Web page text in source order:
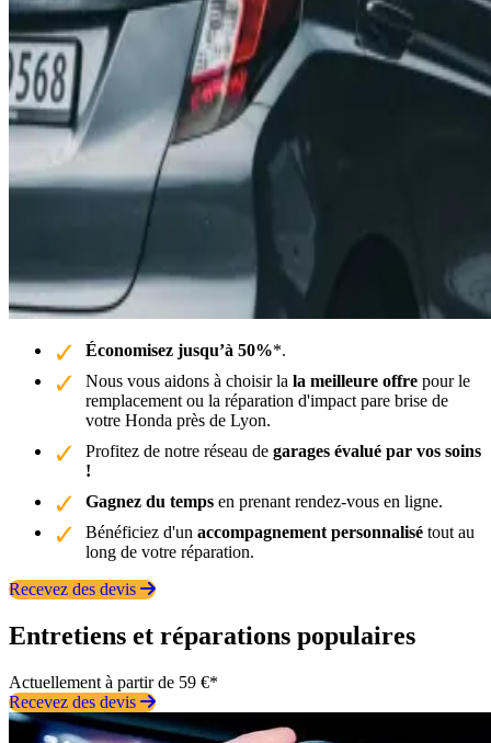
Économisez jusqu’à 50%*.
Nous vous aidons à choisir la la meilleure offre pour le
remplacement ou la réparation d'impact pare brise de
votre Honda près de Lyon.
Profitez de notre réseau de garages évalué par vos soins
!
Gagnez du temps en prenant rendez-vous en ligne.
Bénéficiez d'un accompagnement personnalisé tout au
long de votre réparation.
Recevez des devis
Entretiens et réparations populaires
Actuellement à partir de 59 €*
Recevez des devis